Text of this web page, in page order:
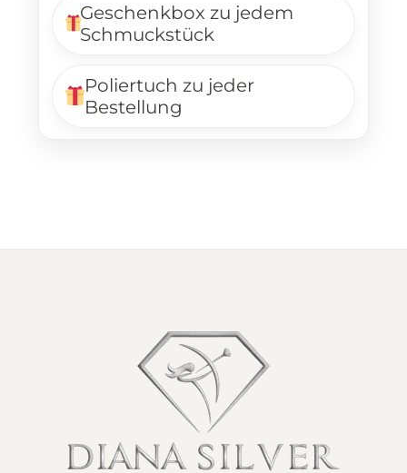
Geschenkbox zu jedem
Schmuckstück
Poliertuch zu jeder
Bestellung